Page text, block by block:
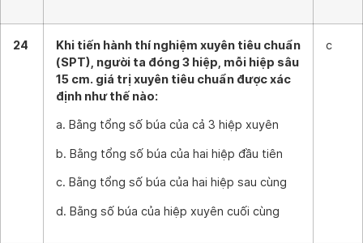
24
Khi tiến hành thí nghiệm xuyên tiêu chuẩn
(SPT), người ta đóng 3 hiệp, mỗi hiệp sâu
15 cm. giá trị xuyên tiêu chuẩn được xác
định như thế nào:
a. Bằng tổng số búa của cả 3 hiệp xuyên
b. Bằng tổng số búa của hai hiệp đầu tiên
c. Bằng tổng số búa của hai hiệp sau cùng
d. Bằng số búa của hiệp xuyên cuối cùng
c